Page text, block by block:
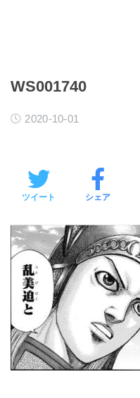
WS001740
2020-10-01
ツイート シェア